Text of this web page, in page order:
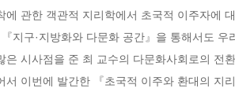
에 관한 객관적 지리학에서 초국적 이주자에
은 시사점을 준 최 교수의 다문화사회로의 전
서 이번에 발간한 『초국적 이주와 환대의 지